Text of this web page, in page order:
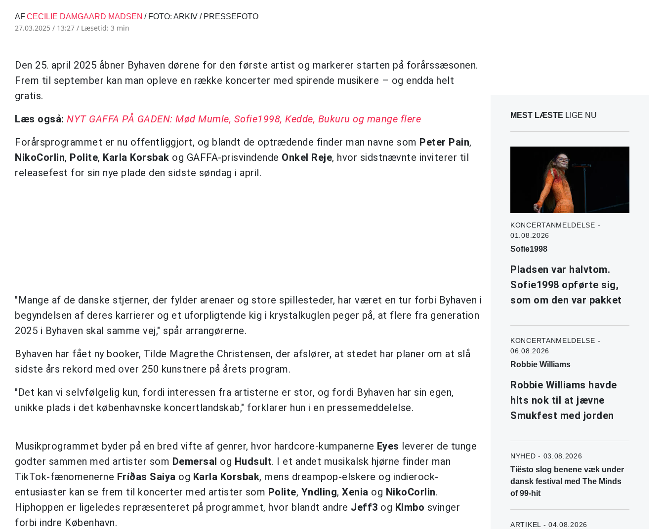
AFCECILIE DAMGAARD MADSEN / FOTO: ARKIV / PRESSEFOTO
27.03.2025 / 13:27 / Læsetid: 3 min
Den 25. april 2025 åbner Byhaven dørene for den første artist og markerer starten på forårssæsonen.
Frem til september kan man opleve en række koncerter med spirende musikere – og endda helt
gratis.
Læs også: NYT GAFFA PÅ GADEN: Mød Mumle, Sofie1998, Kedde, Bukuru og mange flere
Forårsprogrammet er nu offentliggjort, og blandt de optrædende finder man navne som Peter Pain,
NikoCorlin, Polite, Karla Korsbak og GAFFA-prisvindende Onkel Reje, hvor sidstnævnte inviterer til
releasefest for sin nye plade den sidste søndag i april.
"Mange af de danske stjerner, der fylder arenaer og store spillesteder, har været en tur forbi Byhaven i
begyndelsen af deres karrierer og et uforpligtende kig i krystalkuglen peger på, at flere fra generation
2025 i Byhaven skal samme vej," spår arrangørerne.
Byhaven har fået ny booker, Tilde Magrethe Christensen, der afslører, at stedet har planer om at slå
sidste års rekord med over 250 kunstnere på årets program.
"Det kan vi selvfølgelig kun, fordi interessen fra artisterne er stor, og fordi Byhaven har sin egen,
unikke plads i det københavnske koncertlandskab," forklarer hun i en pressemeddelelse.
Musikprogrammet byder på en bred vifte af genrer, hvor hardcore-kumpanerne Eyes leverer de tunge
godter sammen med artister som Demersal og Hudsult. I et andet musikalsk hjørne finder man
TikTok-fænomenerne Fríðas Saiya og Karla Korsbak, mens dreampop-elskere og indierock-
entusiaster kan se frem til koncerter med artister som Polite, Yndling, Xenia og NikoCorlin.
Hiphoppen er ligeledes repræsenteret på programmet, hvor blandt andre Jeff3 og Kimbo svinger
forbi indre København.
MEST LÆSTE LIGE NU
KONCERTANMELDELSE -
01.08.2026
Sofie1998
Pladsen var halvtom.
Sofie1998 opførte sig,
som om den var pakket
KONCERTANMELDELSE -
06.08.2026
Robbie Williams
Robbie Williams havde
hits nok til at jævne
Smukfest med jorden
NYHED - 03.08.2026
Tiësto slog benene væk under
dansk festival med The Minds
of 99-hit
ARTIKEL - 04.08.2026